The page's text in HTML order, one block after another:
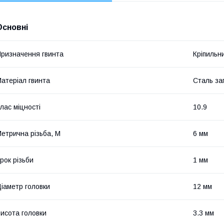
гвинта
гвинта Сталь
міцності 10.9
різьба, М 6 мм
різьби 1 мм
головки 12 мм
головки 3.3 мм